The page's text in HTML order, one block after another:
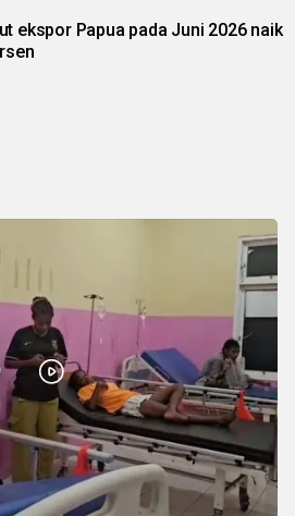
ekspor Papua pada Juni 2026 naik